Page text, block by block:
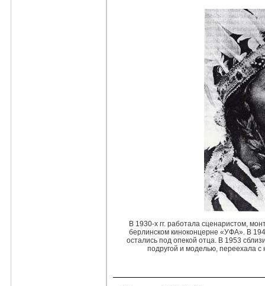
В 1930-х гг. работала сценаристом,
берлинском киноконцерне «УФА». В
остались под опекой отца. В 1953
подругой и моделью, переехала